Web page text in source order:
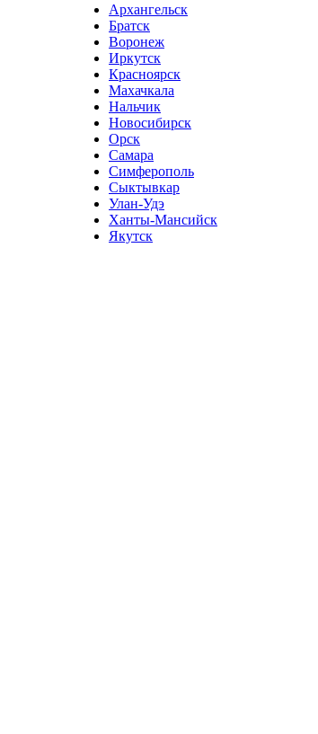
Архангельск
Братск
Воронеж
Иркутск
Красноярск
Махачкала
Нальчик
Новосибирск
Орск
Самара
Симферополь
Сыктывкар
Улан-Удэ
Ханты-Мансийск
Якутск